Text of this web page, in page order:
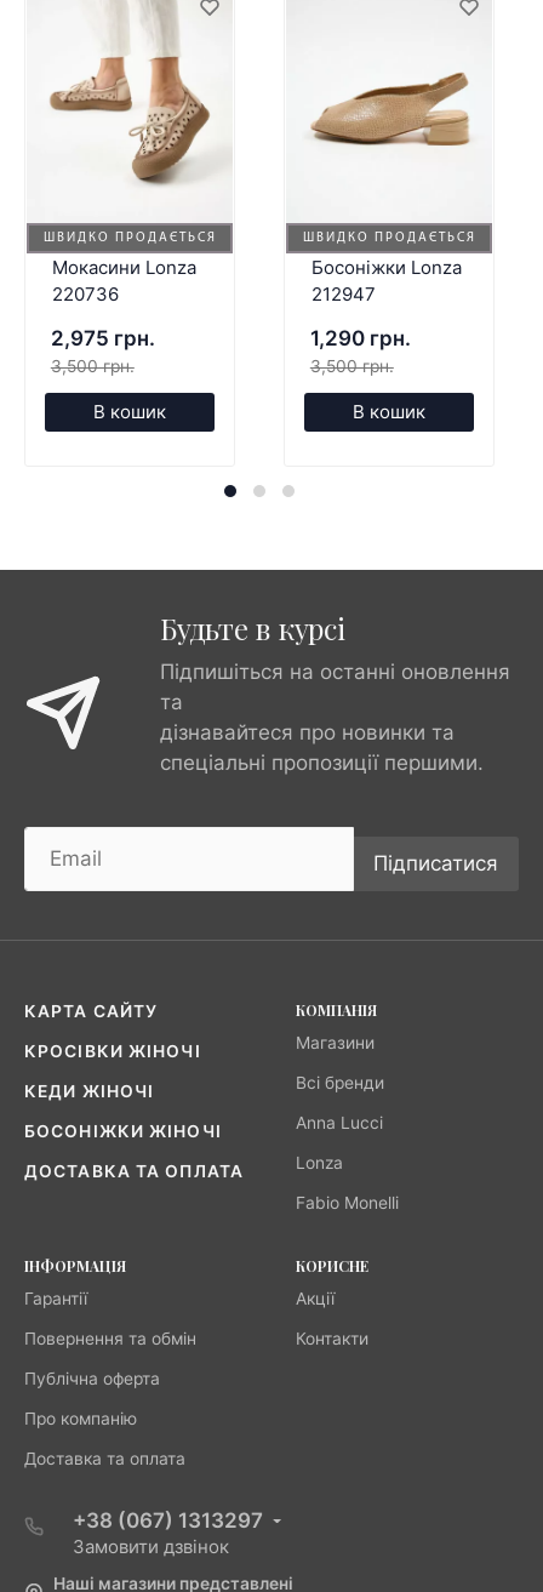
ШВИДКО ПРОДАЄТЬСЯ
Мокасини Lonza
220736
2,975 грн.
3,500 грн.
В кошик
ШВИДКО ПРОДАЄТЬСЯ
Босоніжки Lonza
212947
1,290 грн.
3,500 грн.
В кошик
Будьте в курсі
Підпишіться на останні оновлення
та
дізнавайтеся про новинки та
спеціальні пропозиції першими.
Підписатися
КАРТА САЙТУ
КРОСІВКИ ЖІНОЧІ
КЕДИ ЖІНОЧІ
БОСОНІЖКИ ЖІНОЧІ
ДОСТАВКА ТА ОПЛАТА
КОМПАНІЯ
Магазини
Всі бренди
Anna Lucci
Lonza
Fabio Monelli
ІНФОРМАЦІЯ
Гарантії
Повернення та обмін
Публічна оферта
Про компанію
Доставка та оплата
КОРИСНЕ
Акції
Контакти
+38 (067) 1313297
Замовити дзвінок
Наші магазини представлені